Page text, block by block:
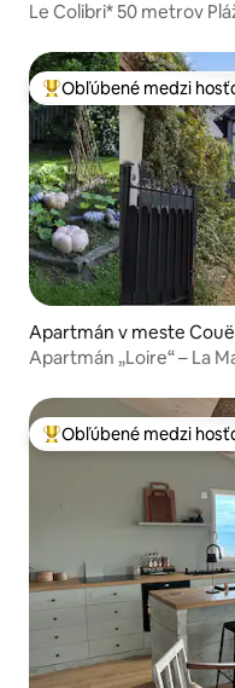
Le Colibri* 50 metrov
Najobľúbenejšie medzi
Obľúbené medzi
Apartmán v meste
Apartmán „Loire“ – La
Najobľúbenejšie medzi
Obľúbené medzi